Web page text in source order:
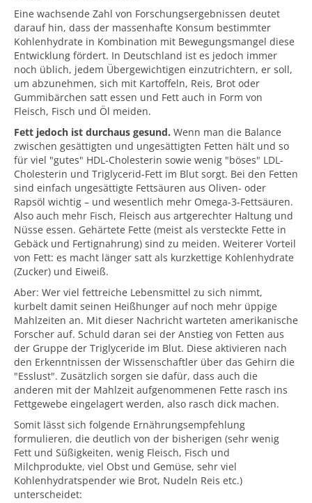
Eine wachsende Zahl von Forschungsergebnissen deutet
darauf hin, dass der massenhafte Konsum bestimmter
Kohlenhydrate in Kombination mit Bewegungsmangel diese
Entwicklung fördert. In Deutschland ist es jedoch immer
noch üblich, jedem Übergewichtigen einzutrichtern, er soll,
um abzunehmen, sich mit Kartoffeln, Reis, Brot oder
Gummibärchen satt essen und Fett auch in Form von
Fleisch, Fisch und Öl meiden.
Fett jedoch ist durchaus gesund. Wenn man die Balance
zwischen gesättigten und ungesättigten Fetten hält und so
für viel "gutes" HDL-Cholesterin sowie wenig "böses" LDL-
Cholesterin und Triglycerid-Fett im Blut sorgt. Bei den Fetten
sind einfach ungesättigte Fettsäuren aus Oliven- oder
Rapsöl wichtig – und wesentlich mehr Omega-3-Fettsäuren.
Also auch mehr Fisch, Fleisch aus artgerechter Haltung und
Nüsse essen. Gehärtete Fette (meist als versteckte Fette in
Gebäck und Fertignahrung) sind zu meiden. Weiterer Vorteil
von Fett: es macht länger satt als kurzkettige Kohlenhydrate
(Zucker) und Eiweiß.
Aber: Wer viel fettreiche Lebensmittel zu sich nimmt,
kurbelt damit seinen Heißhunger auf noch mehr üppige
Mahlzeiten an. Mit dieser Nachricht warteten amerikanische
Forscher auf. Schuld daran sei der Anstieg von Fetten aus
der Gruppe der Triglyceride im Blut. Diese aktivieren nach
den Erkenntnissen der Wissenschaftler über das Gehirn die
"Esslust". Zusätzlich sorgen sie dafür, dass auch die
anderen mit der Mahlzeit aufgenommenen Fette rasch ins
Fettgewebe eingelagert werden, also rasch dick machen.
Somit lässt sich folgende Ernährungsempfehlung
formulieren, die deutlich von der bisherigen (sehr wenig
Fett und Süßigkeiten, wenig Fleisch, Fisch und
Milchprodukte, viel Obst und Gemüse, sehr viel
Kohlenhydratspender wie Brot, Nudeln Reis etc.)
unterscheidet: